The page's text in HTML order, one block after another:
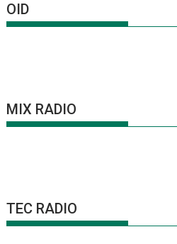
OID
MIX RADIO
TEC RADIO